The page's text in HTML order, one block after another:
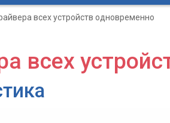
всех устройств одновременно
всех